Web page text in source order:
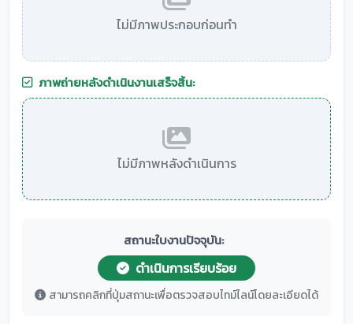
ไม่มีภาพประกอบก่อนทำ
ภาพถ่ายหลังดำเนินงานเสร็จสิ้น:
ไม่มีภาพหลังดำเนินการ
สถานะใบงานปัจจุบัน:
ดำเนินการเรียบร้อย
สามารถคลิกที่ปุ่มสถานะเพื่อตรวจสอบไทม์ไลน์โดยละเอียดได้